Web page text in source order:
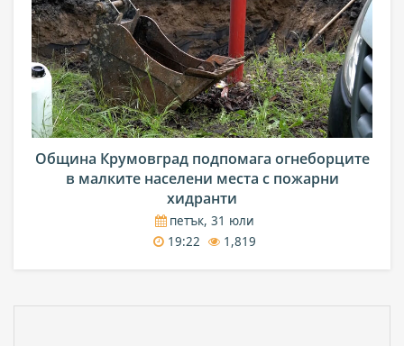
Община Крумовград подпомага огнеборците
в малките населени места с пожарни
хидранти
петък, 31 юли
19:22
1,819